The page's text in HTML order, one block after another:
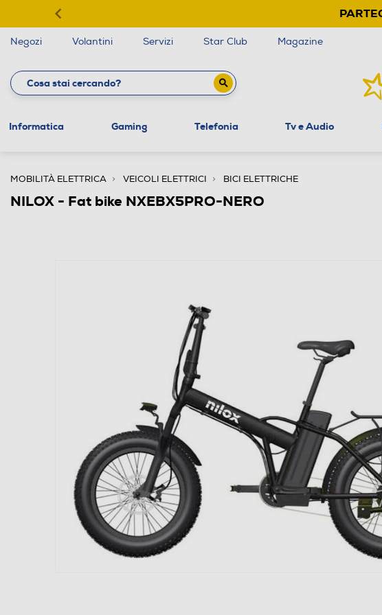
Negozi Volantini Servizi Star Club Magazine
Informatica Gaming Telefonia Tv e Audio
MOBILITÀ ELETTRICA VEICOLI ELETTRICI BICI ELETTRICHE
NILOX - Fat bike NXEBX5PRO-NERO